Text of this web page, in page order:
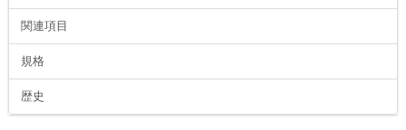
関連項目
規格
歴史